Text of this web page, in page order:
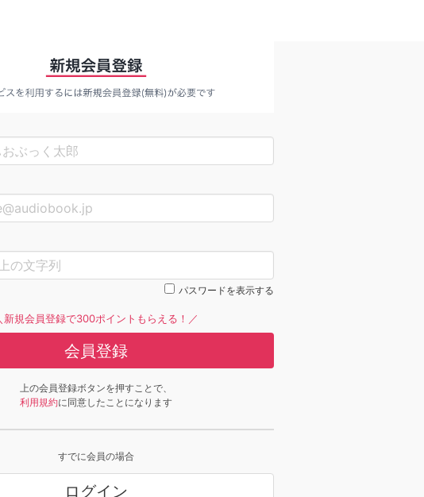
パスワードを表示する
新規会員登録で300ポイントもらえる！／
会員登録
上の会員登録ボタンを押すことで、
利用規約に同意したことになります
すでに会員の場合
ログイン